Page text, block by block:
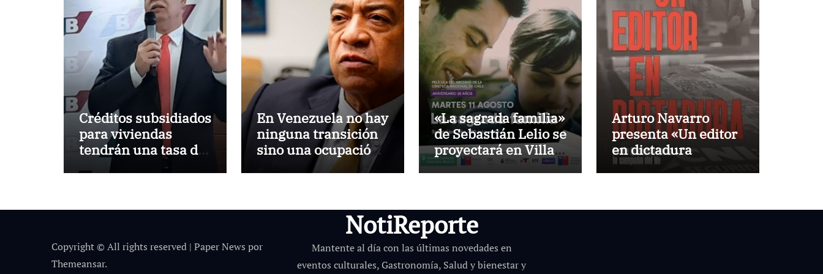
Créditos subsidiados
para viviendas
tendrán una tasa de
5% y se analiza
En Venezuela no hay
ninguna transición
sino una ocupación
a la fuerza
«La sagrada familia»
de Sebastián Lelio se
proyectará en Villa
Alemana a dos
Arturo Navarro
presenta «Un editor
en dictadura
Copyright © All rights reserved | Paper News por
Themeansar.
NotiReporte
Mantente al día con las últimas novedades en
eventos culturales, Gastronomía, Salud y bienestar y